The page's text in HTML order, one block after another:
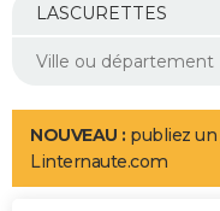
Mobiles
Meilleur smartphone
Internet
Ordinateurs
Jeux vidéo
Guide high-tech
Aménagement intérieur
LIFESTYLE
Art de vivre
Bien-être
Loisirs
Mode
Modes de vie
NOUVEAU : publiez un
Linternaute.com